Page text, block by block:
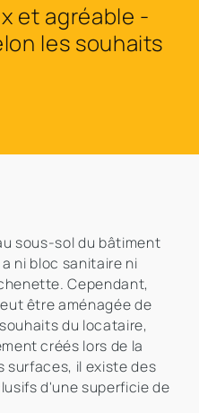
et agréable -
les souhaits
sous-sol du bâtiment
ni bloc sanitaire ni
Cependant,
être aménagée de
du locataire,
créés lors de la
surfaces, il existe des
d'une superficie de